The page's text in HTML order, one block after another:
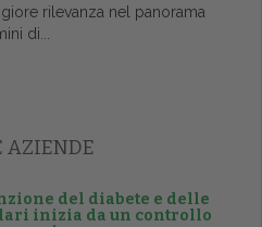
rilevanza nel panorama
di...
AZIENDE
del diabete e delle
inizia da un controllo